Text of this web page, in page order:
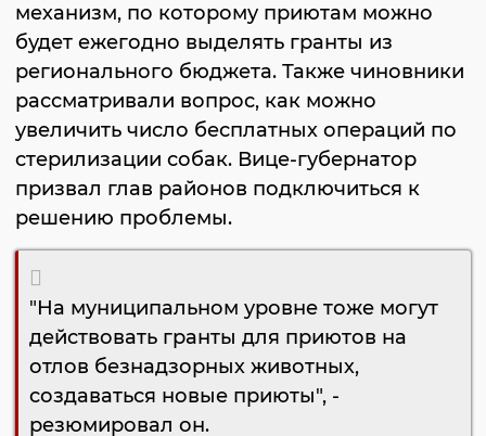
механизм, по которому приютам можно
будет ежегодно выделять гранты из
регионального бюджета. Также чиновники
рассматривали вопрос, как можно
увеличить число бесплатных операций по
стерилизации собак. Вице-губернатор
призвал глав районов подключиться к
решению проблемы.
"На муниципальном уровне тоже могут
действовать гранты для приютов на
отлов безнадзорных животных,
создаваться новые приюты", -
резюмировал он.